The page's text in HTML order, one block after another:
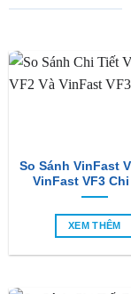
So Sánh VinFast
VinFast VF3
XEM THÊM